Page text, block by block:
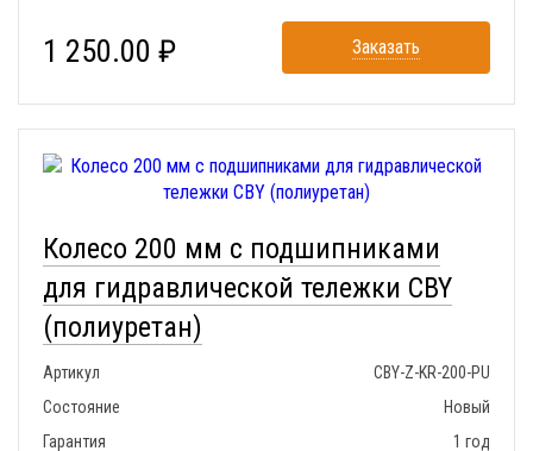
1 250.00 ₽ Заказать
Колесо 200 мм с подшипниками
для гидравлической тележки CBY
(полиуретан)
Артикул
CBY-Z-KR-200-PU
Состояние
Новый
Гарантия
1 год